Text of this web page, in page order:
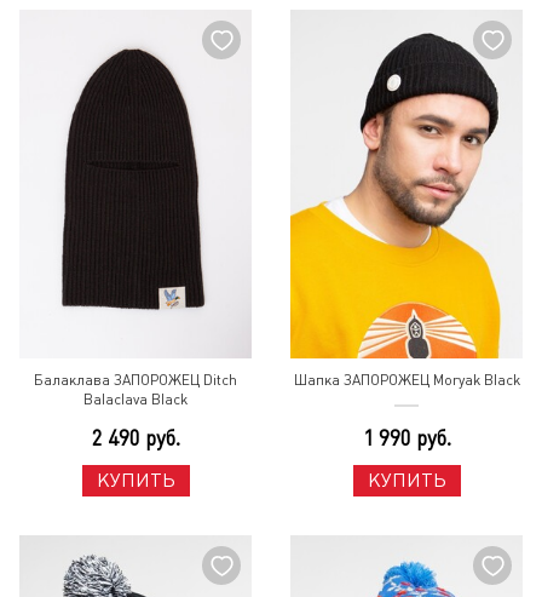
Балаклава ЗАПОРОЖЕЦ Ditch
Balaclava Black
2 490 руб.
КУПИТЬ
Шапка ЗАПОРОЖЕЦ Moryak Black
1 990 руб.
КУПИТЬ